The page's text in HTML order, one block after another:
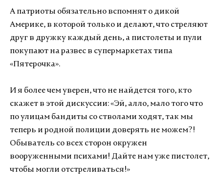
А патриоты обязательно вспомнят о дикой
Америке, в которой только и делают, что стреляют
друг в дружку каждый день, а пистолеты и пули
покупают на развес в супермаркетах типа
«Пятерочка».
И я более чем уверен, что не найдется того, кто
скажет в этой дискуссии: «Эй, алло, мало того что
по улицам бандиты со стволами ходят, так мы
теперь и родной полиции доверять не можем?!
Обыватель со всех сторон окружен
вооруженными психами! Дайте нам уже пистолет,
чтобы могли отстреливаться!»